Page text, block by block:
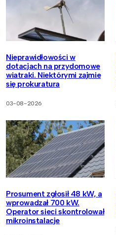
Nieprawidłowości w
dotacjach na przydomowe
wiatraki. Niektórymi zajmie
się prokuratura
03-08-2026
Prosument zgłosił 48 kW, a
wprowadzał 700 kW.
Operator sieci skontrolował
mikroinstalacje